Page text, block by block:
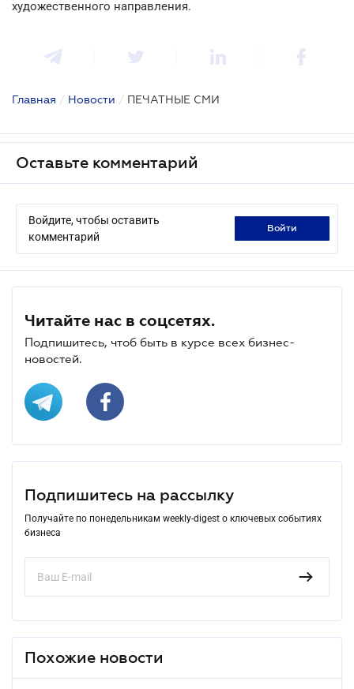
художественного направления.
Главная / Новости / ПЕЧАТНЫЕ СМИ
Оставьте комментарий
Войдите, чтобы оставить
комментарий
войти
Читайте нас в соцсетях.
Подпишитесь, чтоб быть в курсе всех бизнес-
новостей.
Подпишитесь на рассылку
Получайте по понедельникам weekly-digest о ключевых событиях
бизнеса
Похожие новости